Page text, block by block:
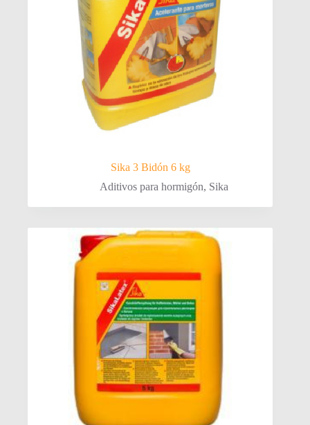
Sika 3 Bidón 6 kg
Aditivos para hormigón, Sika